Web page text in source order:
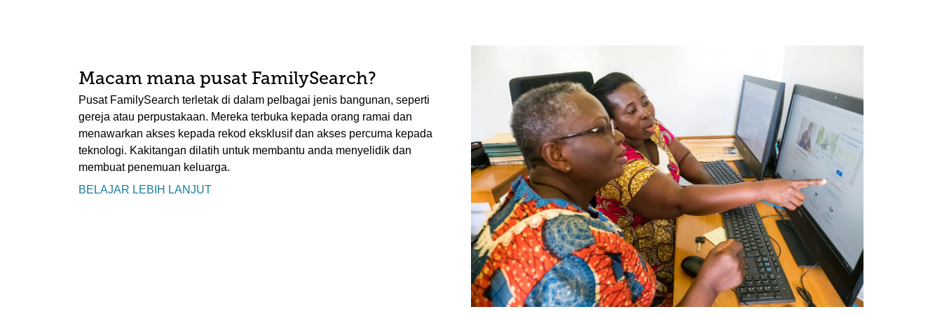
Macam mana pusat FamilySearch?
Pusat FamilySearch terletak di dalam pelbagai jenis bangunan, seperti
gereja atau perpustakaan. Mereka terbuka kepada orang ramai dan
menawarkan akses kepada rekod eksklusif dan akses percuma kepada
teknologi. Kakitangan dilatih untuk membantu anda menyelidik dan
membuat penemuan keluarga.
BELAJAR LEBIH LANJUT